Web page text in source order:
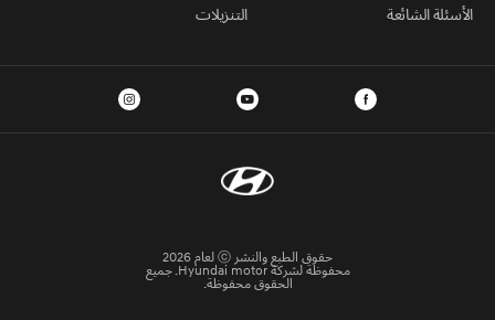
الأسئلة الشائعة
التنزيلات
حقوق الطبع والنشر ⓒ لعام 2026
محفوظة لشركة Hyundai motor. جميع
الحقوق محفوظة.